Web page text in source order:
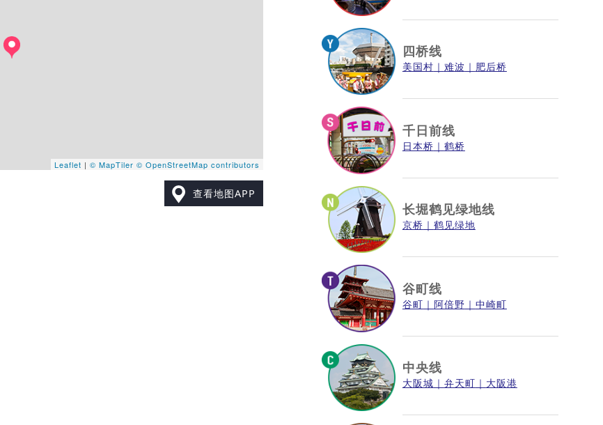
Leaflet |© MapTiler © OpenStreetMap contributors
查看地图APP
四桥线
美国村 难波 肥后桥
千日前线
日本桥 鹤桥
长堀鹤见绿地线
京桥 鹤见绿地
谷町线
谷町 阿倍野 中崎町
中央线
大阪城 弁天町 大阪港